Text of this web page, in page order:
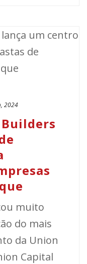
2024
muito
do mais
da Union
Capital